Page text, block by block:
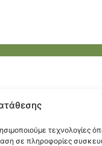
τεχνολογίες
σε πληροφορίες